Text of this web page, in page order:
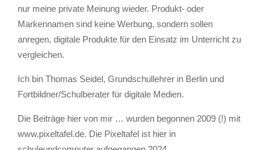
nur meine private Meinung wieder. Produkt- oder
Markennamen sind keine Werbung, sondern sollen
anregen, digitale Produkte für den Einsatz im Unterricht zu
vergleichen.
Ich bin Thomas Seidel, Grundschullehrer in Berlin und
Fortbildner/Schulberater für digitale Medien.
Die Beiträge hier von mir … wurden begonnen 2009 (!) mit
www.pixeltafel.de. Die Pixeltafel ist hier in